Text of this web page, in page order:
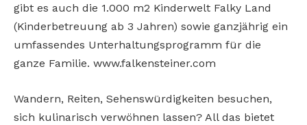
gibt es auch die 1.000 m2 Kinderwelt Falky Land
(Kinderbetreuung ab 3 Jahren) sowie ganzjährig ein
umfassendes Unterhaltungsprogramm für die
ganze Familie. www.falkensteiner.com
Wandern, Reiten, Sehenswürdigkeiten besuchen,
sich kulinarisch verwöhnen lassen? All das bietet